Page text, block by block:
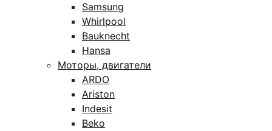
Samsung
Whirlpool
Bauknecht
Hansa
Моторы, двигатели
ARDO
Ariston
Indesit
Beko